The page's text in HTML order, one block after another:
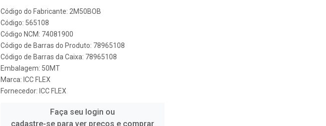
Código do Fabricante: 2M50BOB
Código: 565108
Código NCM: 74081900
Código de Barras do Produto: 78965108
Código de Barras da Caixa: 78965108
Embalagem: 50MT
Marca: ICC FLEX
Fornecedor: ICC FLEX
Faça seu login ou
cadastre-se para ver preços e comprar